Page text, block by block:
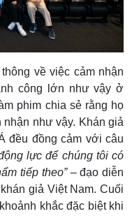
về việc cảm nhận
công lớn như vậy ở
phim chia sẻ rằng họ
như vậy. Khán giả
đều đồng cảm với câu
lực để chúng tôi có
tiếp theo” – đạo diễn
giả Việt Nam. Cuối
khắc đặc biệt khi